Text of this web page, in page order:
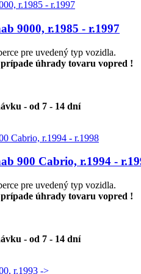
9000, r.1985 - r.1997
pre uvedený typ vozidla.
úhrady tovaru vopred !
- od 7 - 14 dní
900 Cabrio, r.1994 -
pre uvedený typ vozidla.
úhrady tovaru vopred !
- od 7 - 14 dní